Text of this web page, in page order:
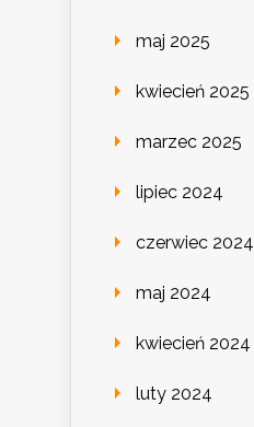
maj 2025
kwiecień 2025
marzec 2025
lipiec 2024
czerwiec 2024
maj 2024
kwiecień 2024
luty 2024